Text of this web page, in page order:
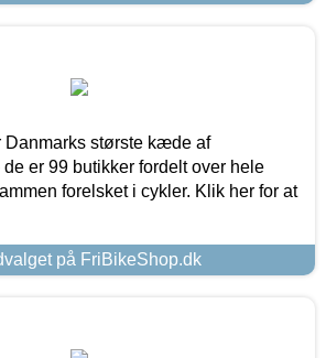
Danmarks største kæde af
er 99 butikker fordelt over hele
forelsket i cykler. Klik her for at
på FriBikeShop.dk